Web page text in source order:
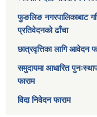
फुङलिङ नगरपालिकाबाट
प्रतिवेदनको ढाँचा
छात्रवृत्तिका लागि आवेदन
समुदायमा आधारित
फाराम
विदा निवेदन फाराम